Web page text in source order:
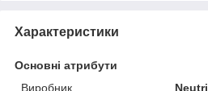
Характеристики
Основні атрибути
Виробник